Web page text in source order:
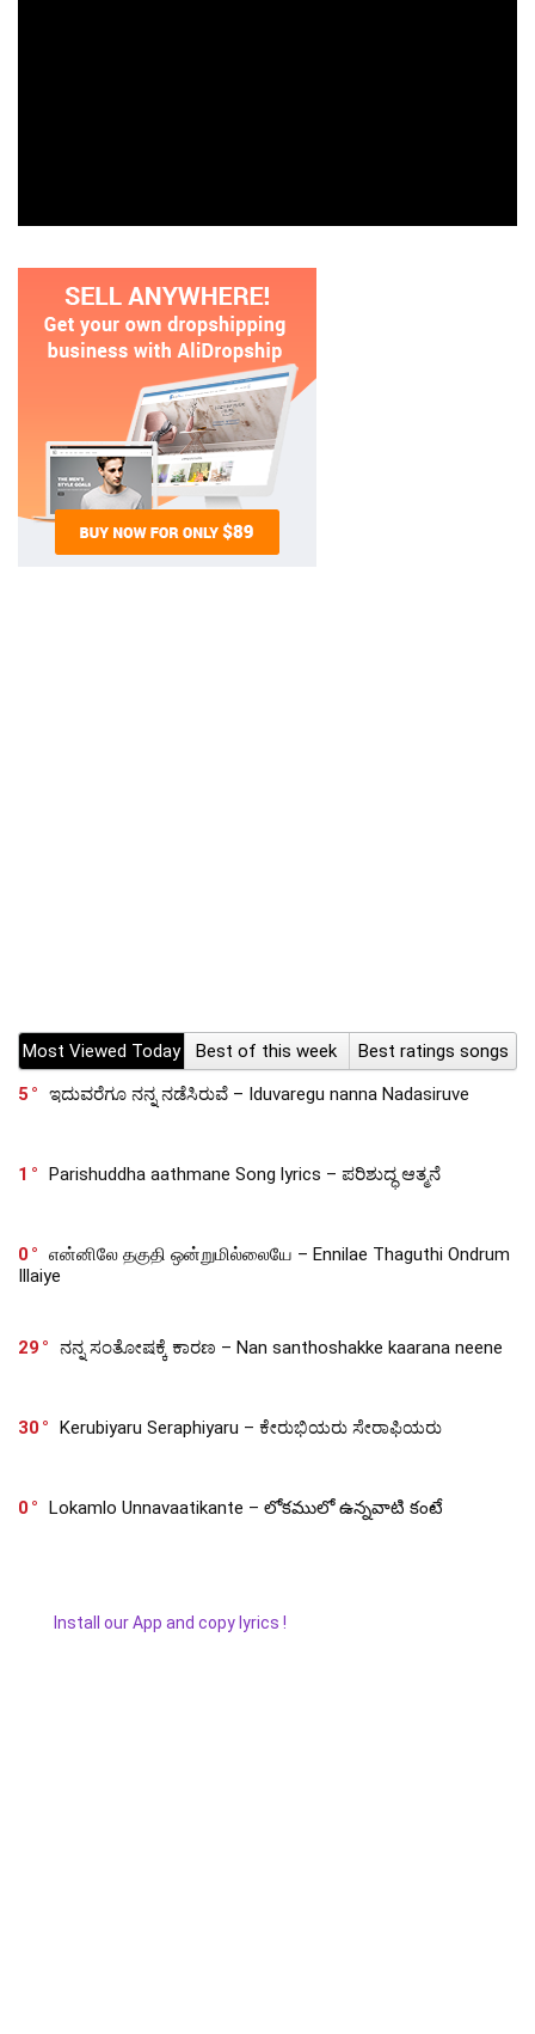
Most Viewed Today Best of this week
Best ratings songs
5
ಇದುವರೆಗೂ ನನ್ನ ನಡೆಸಿರುವೆ – Iduvaregu nanna Nadasiruve
1 Parishuddha aathmane Song lyrics – ಪರಿಶುದ್ಧ ಆತ್ಮನೆ
0
என்னிலே தகுதி ஒன்றுமில்லையே – Ennilae Thaguthi Ondrum
Illaiye
29 ನನ್ನ ಸಂತೋಷಕ್ಕೆ ಕಾರಣ – Nan santhoshakke kaarana neene
30 Kerubiyaru Seraphiyaru – ಕೇರುಭಿಯರು ಸೇರಾಫಿಯರು
0 Lokamlo Unnavaatikante – లోకములో ఉన్నవాటి కంటే
Install our App and copy lyrics !